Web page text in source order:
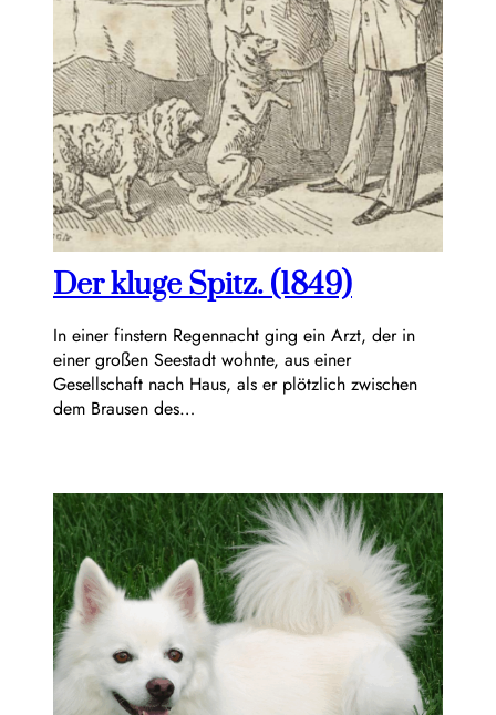
Der kluge Spitz. (1849)
In einer finstern Regennacht ging ein Arzt, der in
einer großen Seestadt wohnte, aus einer
Gesellschaft nach Haus, als er plötzlich zwischen
dem Brausen des…